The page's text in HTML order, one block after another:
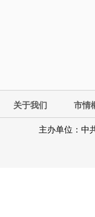
关于我们 市情
主办单位：中